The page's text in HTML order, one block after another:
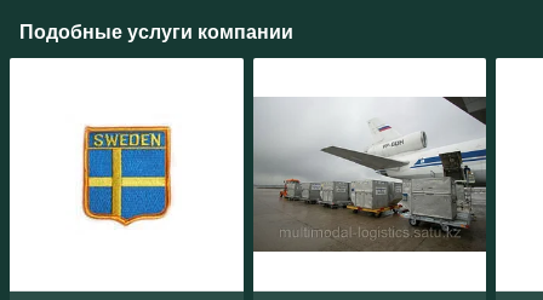
Подобные услуги компании